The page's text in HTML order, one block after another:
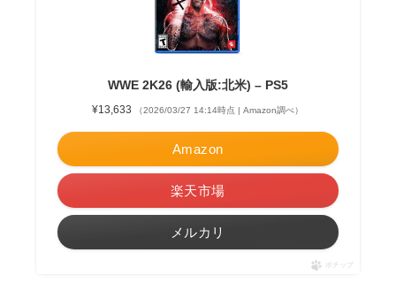
WWE 2K26 (輸入版:北米) – PS5
¥13,633 （2026/03/27 14:14時点 | Amazon調べ）
Amazon
楽天市場
メルカリ
ポチップ